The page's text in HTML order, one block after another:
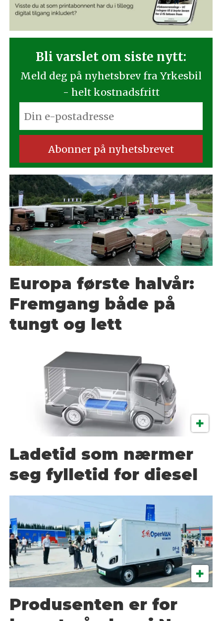
Bli varslet om siste nytt:
Meld deg på nyhetsbrev fra Yrkesbil
- helt kostnadsfritt
Europa første halvår:
Fremgang både på
tungt og lett
Ladetid som nærmer
seg fylletid for diesel
Produsenten er for